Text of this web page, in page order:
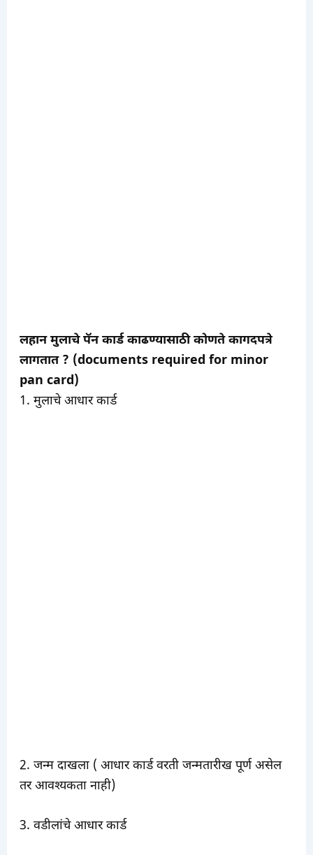
लहान मुलाचे पॅन कार्ड काढण्यासाठी कोणते कागदपत्रे
लागतात ? (documents required for minor
pan card)
1. मुलाचे आधार कार्ड
2. जन्म दाखला ( आधार कार्ड वरती जन्मतारीख पूर्ण असेल
तर आवश्यकता नाही)
3. वडीलांचे आधार कार्ड